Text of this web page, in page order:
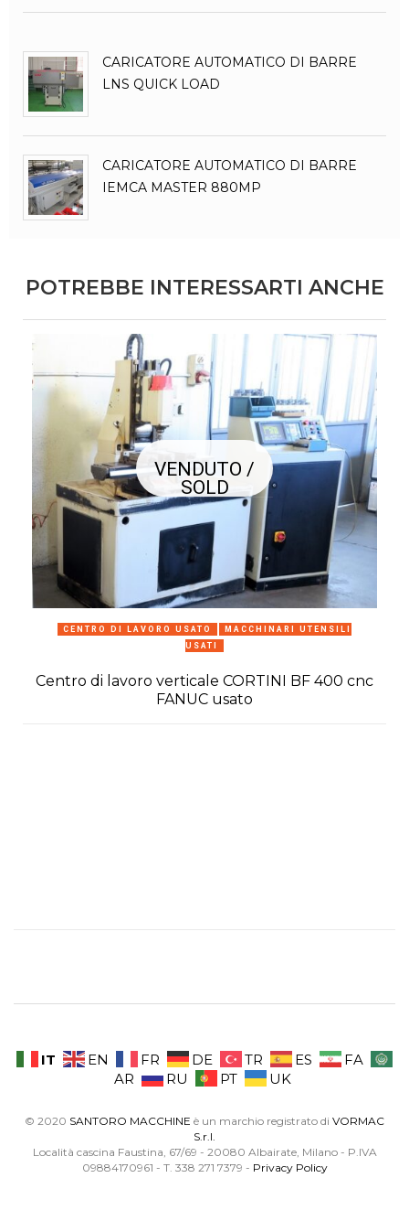
CARICATORE AUTOMATICO DI BARRE
LNS QUICK LOAD
CARICATORE AUTOMATICO DI BARRE
IEMCA MASTER 880MP
POTREBBE INTERESSARTI ANCHE
VENDUTO /
SOLD
CENTRO DI LAVORO USATO
MACCHINARI UTENSILI
USATI
Centro di lavoro verticale CORTINI BF 400 cnc
FANUC usato
IT EN FR DE TR ES
FA
AR
RU PT UK
© 2020 SANTORO MACCHINE è un marchio registrato di VORMAC
S.r.l.
Località cascina Faustina, 67/69 - 20080 Albairate, Milano - P.IVA
09884170961 - T. 338 271 7379 - Privacy Policy